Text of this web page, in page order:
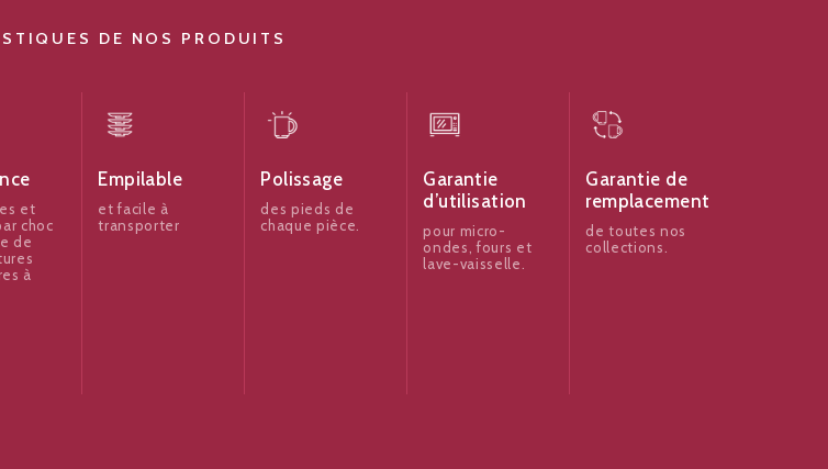
DE NOS PRODUITS
et
choc
de
à
Empilable
et facile à
transporter
Polissage
des pieds de
chaque pièce.
Garantie
d’utilisation
pour micro-
ondes, fours et
lave-vaisselle.
Garantie de
remplacement
de toutes nos
collections.